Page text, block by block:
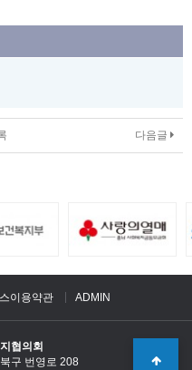
다음글
이용약관 ADMIN
협의회
구 번영로 208